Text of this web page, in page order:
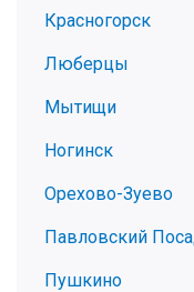
Красногорск
Люберцы
Мытищи
Ногинск
Орехово-Зуево
Павловский
Пушкино